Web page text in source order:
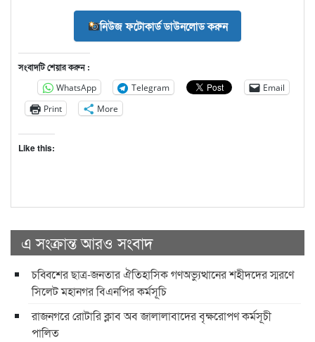
নিউজ ফটোকার্ড ডাউনলোড করুন
সংবাদটি শেয়ার করুন :
WhatsApp Telegram
Email
Print
More
Like this:
এ সংক্রান্ত আরও সংবাদ
চব্বিশের ছাত্র-জনতার ঐতিহাসিক গণঅভ্যুত্থানের শহীদদের স্মরণে
সিলেট মহানগর বিএনপির কর্মসূচি
রাজনগরে রোটারি ক্লাব অব জালালাবাদের বৃক্ষরোপণ কর্মসূচী
পালিত